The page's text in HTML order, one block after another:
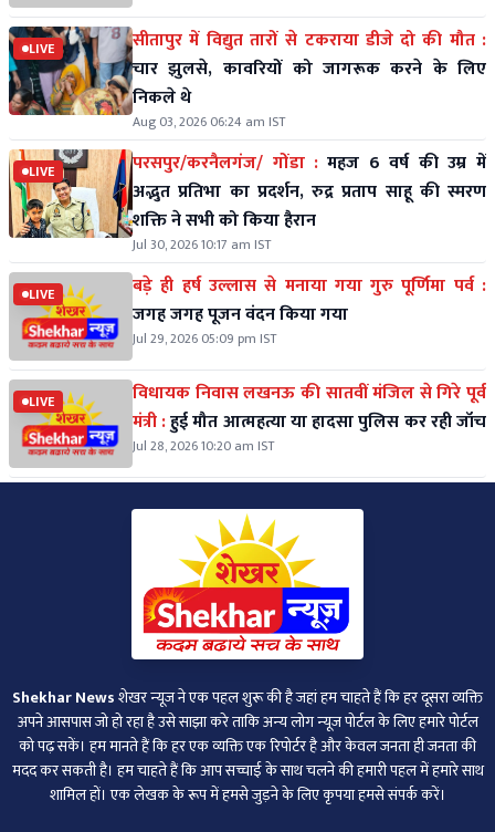
LIVE
सीतापुर में विद्युत तारों से टकराया डीजे दो की मौत :
चार झुलसे, कावरियों को जागरूक करने के लिए
निकले थे
Aug 03, 2026 06:24 am IST
LIVE परसपुर/करनैलगंज/ गोंडा : महज 6 वर्ष की उम्र में
अद्भुत प्रतिभा का प्रदर्शन, रुद्र प्रताप साहू की स्मरण
शक्ति ने सभी को किया हैरान
Jul 30, 2026 10:17 am IST
LIVE
बड़े ही हर्ष उल्लास से मनाया गया गुरु पूर्णिमा पर्व :
जगह जगह पूजन वंदन किया गया
Jul 29, 2026 05:09 pm IST
LIVE
विधायक निवास लखनऊ की सातवीं मंजिल से गिरे पूर्व
मंत्री :हुई मौत आत्महत्या या हादसा पुलिस कर रही जॉच
Jul 28, 2026 10:20 am IST
Shekhar Newsशेखर न्‍यूज ने एक पहल शुरू की है जहां हम चाहते हैं कि हर दूसरा व्‍यक्ति
अपने आसपास जो हो रहा है उसे साझा करे ताकि अन्‍य लोग न्‍यूज पोर्टल के लिए हमारे पोर्टल
को पढ़ सकें। हम मानते हैं कि हर एक व्यक्ति एक रिपोर्टर है और केवल जनता ही जनता की
मदद कर सकती है। हम चाहते हैं कि आप सच्चाई के साथ चलने की हमारी पहल में हमारे साथ
शामिल हों। एक लेखक के रूप में हमसे जुड़ने के लिए कृपया हमसे संपर्क करें।